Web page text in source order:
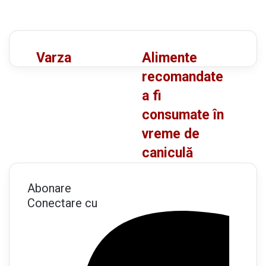
V
a
Varza
A
l
i
m
e
n
e
o
Alimente
recomandate
a fi
consumate în
vreme de
caniculă
Abonare
Conectare cu